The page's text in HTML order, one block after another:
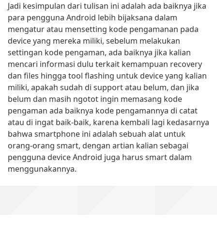
Jadi kesimpulan dari tulisan ini adalah ada baiknya jika
para pengguna Android lebih bijaksana dalam
mengatur atau mensetting kode pengamanan pada
device yang mereka miliki, sebelum melakukan
settingan kode pengaman, ada baiknya jika kalian
mencari informasi dulu terkait kemampuan recovery
dan files hingga tool flashing untuk device yang kalian
miliki, apakah sudah di support atau belum, dan jika
belum dan masih ngotot ingin memasang kode
pengaman ada baiknya kode pengamannya di catat
atau di ingat baik-baik, karena kembali lagi kedasarnya
bahwa smartphone ini adalah sebuah alat untuk
orang-orang smart, dengan artian kalian sebagai
pengguna device Android juga harus smart dalam
menggunakannya.